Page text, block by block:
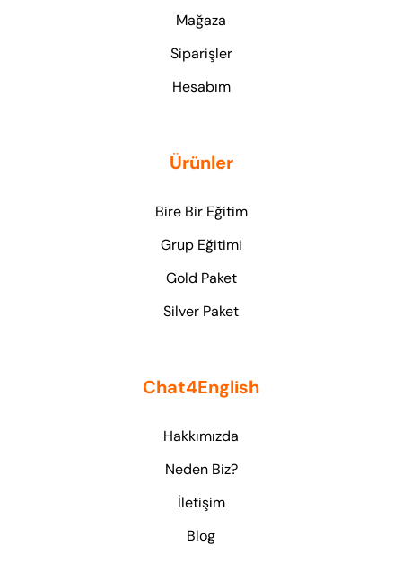
Mağaza
Siparişler
Hesabım
Ürünler
Bire Bir Eğitim
Grup Eğitimi
Gold Paket
Silver Paket
Chat4English
Hakkımızda
Neden Biz?
İletişim
Blog